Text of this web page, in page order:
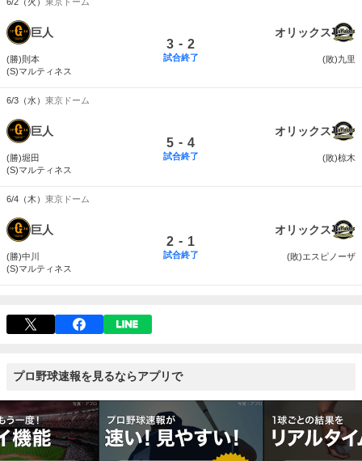
巨人
(勝)則本
(S)マルティネス
3 - 2
試合終了
オリックス
(敗)九里
6/3（水） 東京ドーム
巨人
(勝)堀田
(S)マルティネス
5 - 4
試合終了
オリックス
(敗)椋木
6/4（木） 東京ドーム
巨人
(勝)中川
(S)マルティネス
2 - 1
試合終了
オリックス
(敗)エスピノーザ
プロ野球速報を見るならアプリで